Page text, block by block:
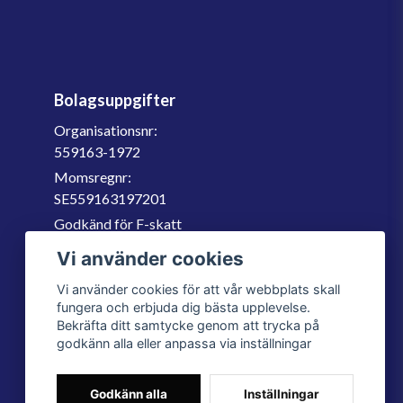
Bolagsuppgifter
Organisationsnr:
559163-1972
Momsregnr:
SE559163197201
Godkänd för F-skatt
060-566 800
Vi använder cookies
Vi använder cookies för att vår webbplats skall
fungera och erbjuda dig bästa upplevelse.
Bekräfta ditt samtycke genom att trycka på
godkänn alla eller anpassa via inställningar
Godkänn alla Inställningar